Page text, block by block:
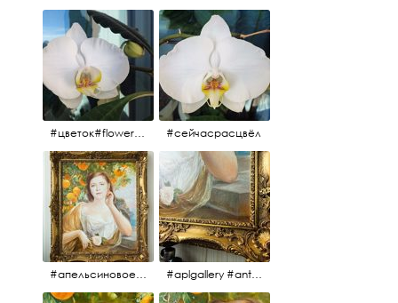
#цветок#flowers #💜🌸 #сейчасрасцвёл
#апельсиновоедерево #плодородие #изобилие #картина #портрет #живопись #девушка #апельсиновоедерево #плодородие #рама #антикварнаярама #антиквариат #antiques #abundance #aplgallery #portrait #painting #frame #fertility #orangetree @aplgallery #aplgallery #antiques #painting #portrait #frame #antiqueframe #abundance #fertility #orangetree #антиквариат#картина#фрагмент #живопись #улыбка #девушка #портрет #рама #антикварнаярама #изобилие #плодородие #апельсиновоедерево